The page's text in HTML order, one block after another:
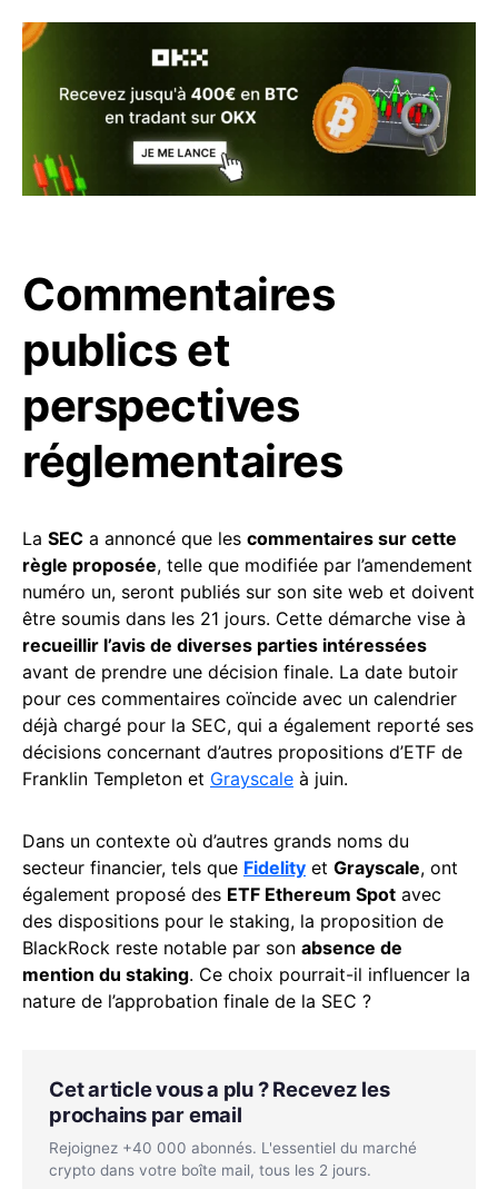
Commentaires
publics et
perspectives
réglementaires
La SEC a annoncé que les commentaires sur cette
règle proposée, telle que modifiée par l’amendement
numéro un, seront publiés sur son site web et doivent
être soumis dans les 21 jours. Cette démarche vise à
recueillir l’avis de diverses parties intéressées
avant de prendre une décision finale. La date butoir
pour ces commentaires coïncide avec un calendrier
déjà chargé pour la SEC, qui a également reporté ses
décisions concernant d’autres propositions d’ETF de
Franklin Templeton et Grayscale à juin.
Dans un contexte où d’autres grands noms du
secteur financier, tels que Fidelity et Grayscale, ont
également proposé des ETF Ethereum Spot avec
des dispositions pour le staking, la proposition de
BlackRock reste notable par son absence de
mention du staking. Ce choix pourrait-il influencer la
nature de l’approbation finale de la SEC ?
Cet article vous a plu ? Recevez les
prochains par email
Rejoignez +40 000 abonnés. L'essentiel du marché
crypto dans votre boîte mail, tous les 2 jours.